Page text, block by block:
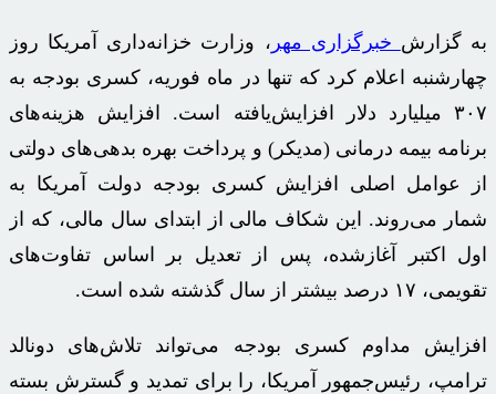
به گزارش خبرگزاری مهر ، وزارت خزانه‌داری آمریکا روز
چهارشنبه اعلام کرد که تنها در ماه فوریه، کسری بودجه به
۳۰۷ میلیارد دلار افزایش‌یافته است. افزایش هزینه‌های
برنامه بیمه درمانی (مدیکر) و پرداخت بهره بدهی‌های دولتی
از عوامل اصلی افزایش کسری بودجه دولت آمریکا به
شمار می‌روند. این شکاف مالی از ابتدای سال مالی، که از
اول اکتبر آغازشده، پس از تعدیل بر اساس تفاوت‌های
تقویمی، ۱۷ درصد بیشتر از سال گذشته شده است.
افزایش مداوم کسری بودجه می‌تواند تلاش‌های دونالد
ترامپ، رئیس‌جمهور آمریکا، را برای تمدید و گسترش بسته